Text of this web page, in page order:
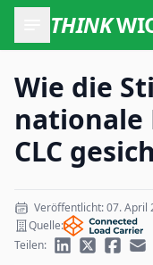
THINK
Wie die
CLC
Veröffentlicht: 07. April
Quelle:
Teilen: